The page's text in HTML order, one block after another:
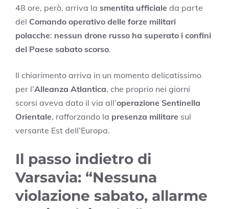
48 ore, però, arriva la smentita ufficiale da parte
del Comando operativo delle forze militari
polacche: nessun drone russo ha superato i confini
del Paese sabato scorso.
Il chiarimento arriva in un momento delicatissimo
per l’Alleanza Atlantica, che proprio nei giorni
scorsi aveva dato il via all’operazione Sentinella
Orientale, rafforzando la presenza militare sul
versante Est dell’Europa.
Il passo indietro di
Varsavia: “Nessuna
violazione sabato, allarme